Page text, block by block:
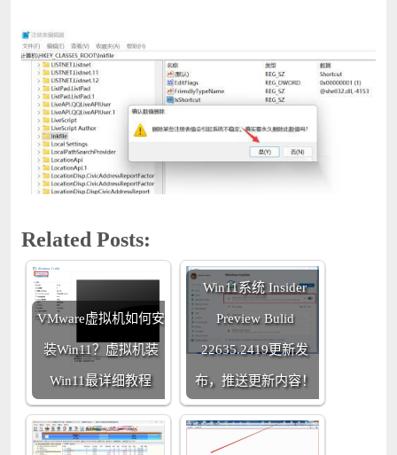
Related Posts:
VMware虚拟机如何安
装Win11？虚拟机装
Win11最详细教程
Win11系统 Insider
Preview Bulid
22635.2419更新发
布，推送更新内容！